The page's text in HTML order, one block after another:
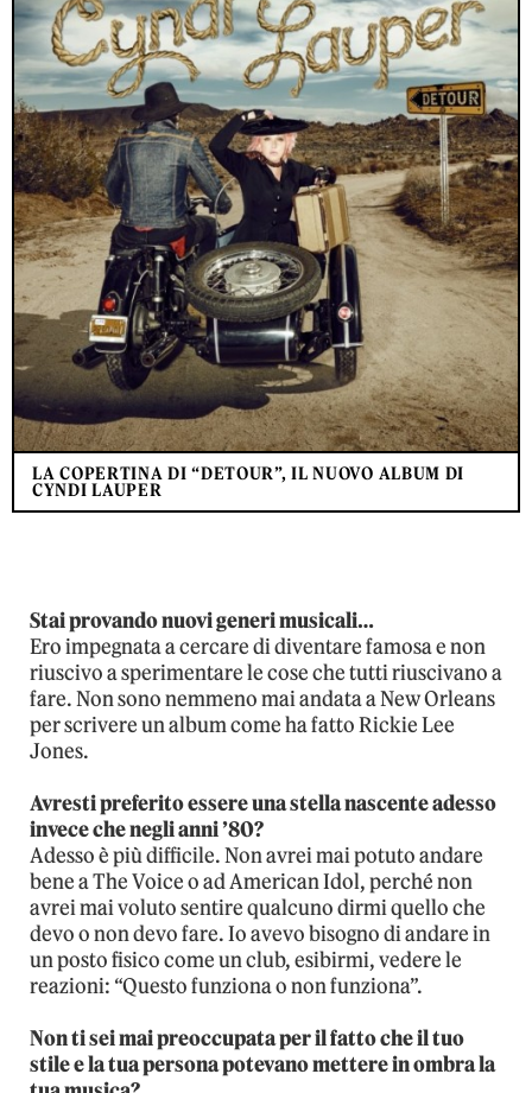
LA COPERTINA DI “DETOUR”, IL NUOVO ALBUM DI
CYNDI LAUPER
Stai provando nuovi generi musicali…
Ero impegnata a cercare di diventare famosa e non
riuscivo a sperimentare le cose che tutti riuscivano a
fare. Non sono nemmeno mai andata a New Orleans
per scrivere un album come ha fatto Rickie Lee
Jones.
Avresti preferito essere una stella nascente adesso
invece che negli anni ’80?
Adesso è più difficile. Non avrei mai potuto andare
bene a The Voice o ad American Idol, perché non
avrei mai voluto sentire qualcuno dirmi quello che
devo o non devo fare. Io avevo bisogno di andare in
un posto fisico come un club, esibirmi, vedere le
reazioni: “Questo funziona o non funziona”.
Non ti sei mai preoccupata per il fatto che il tuo
stile e la tua persona potevano mettere in ombra la